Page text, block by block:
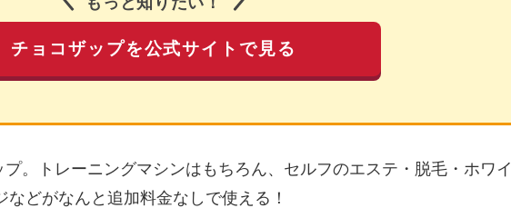
チョコザップを公式サイトで見る
。トレーニングマシンはもちろん、セルフのエステ・脱毛・ホワイ
などがなんと追加料金なしで使える！